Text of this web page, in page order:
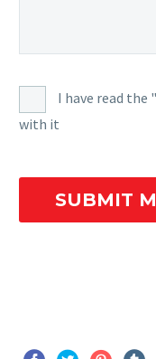
I have read the
with it